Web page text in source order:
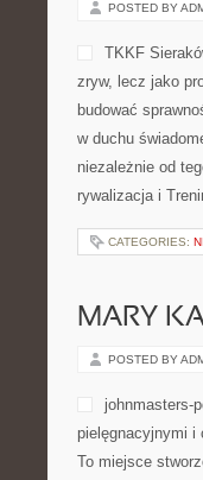
POSTED BY
TKKF
zryw, lecz jako
budować
w duchu
niezależnie od
rywalizacja i
CATEGORIES:
MARY
POSTED BY
johnmasters-
pielęgnacyjnymi i
To miejsce